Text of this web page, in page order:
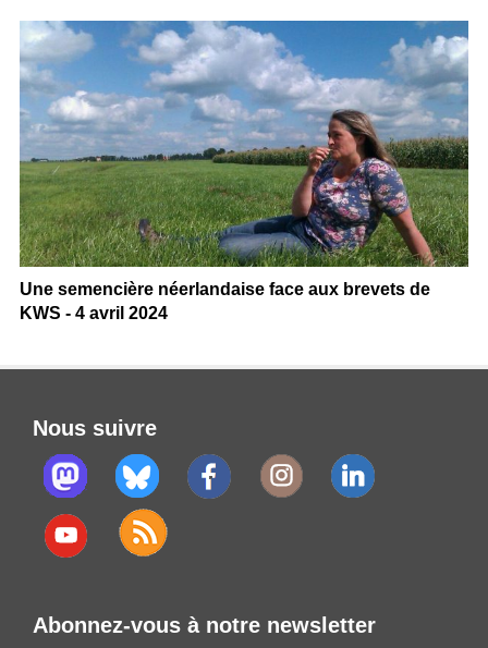
Une semencière néerlandaise face aux brevets de
KWS - 4 avril 2024
Nous suivre
Abonnez-vous à notre newsletter